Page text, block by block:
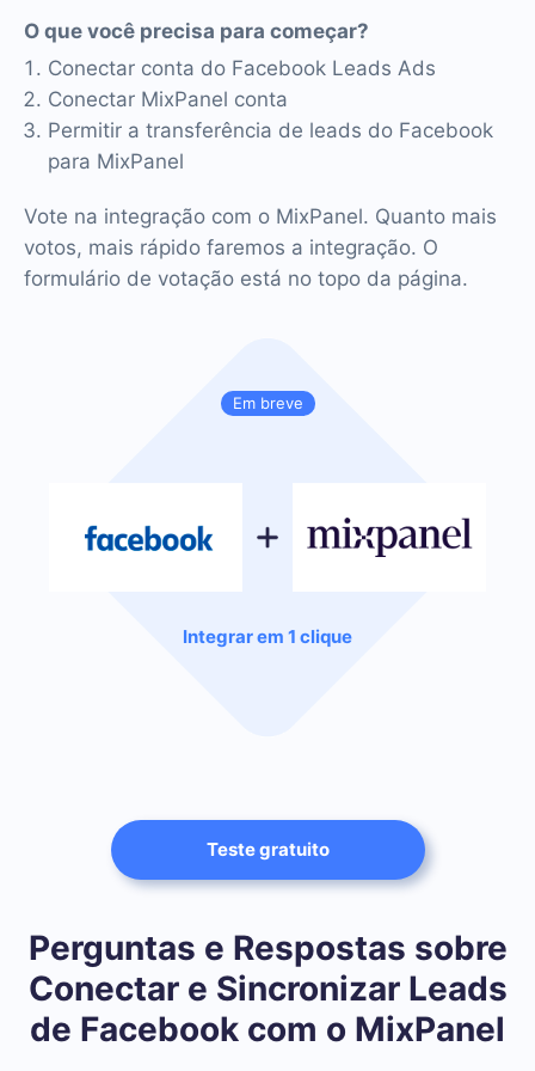
Em breve
Integrar em 1 clique
O que você precisa para começar?
Conectar conta do Facebook Leads Ads
Conectar MixPanel conta
Permitir a transferência de leads do Facebook
para MixPanel
Vote na integração com o MixPanel. Quanto mais
votos, mais rápido faremos a integração. O
formulário de votação está no topo da página.
Teste gratuito
Perguntas e Respostas sobre
Conectar e Sincronizar Leads
de Facebook com o MixPanel